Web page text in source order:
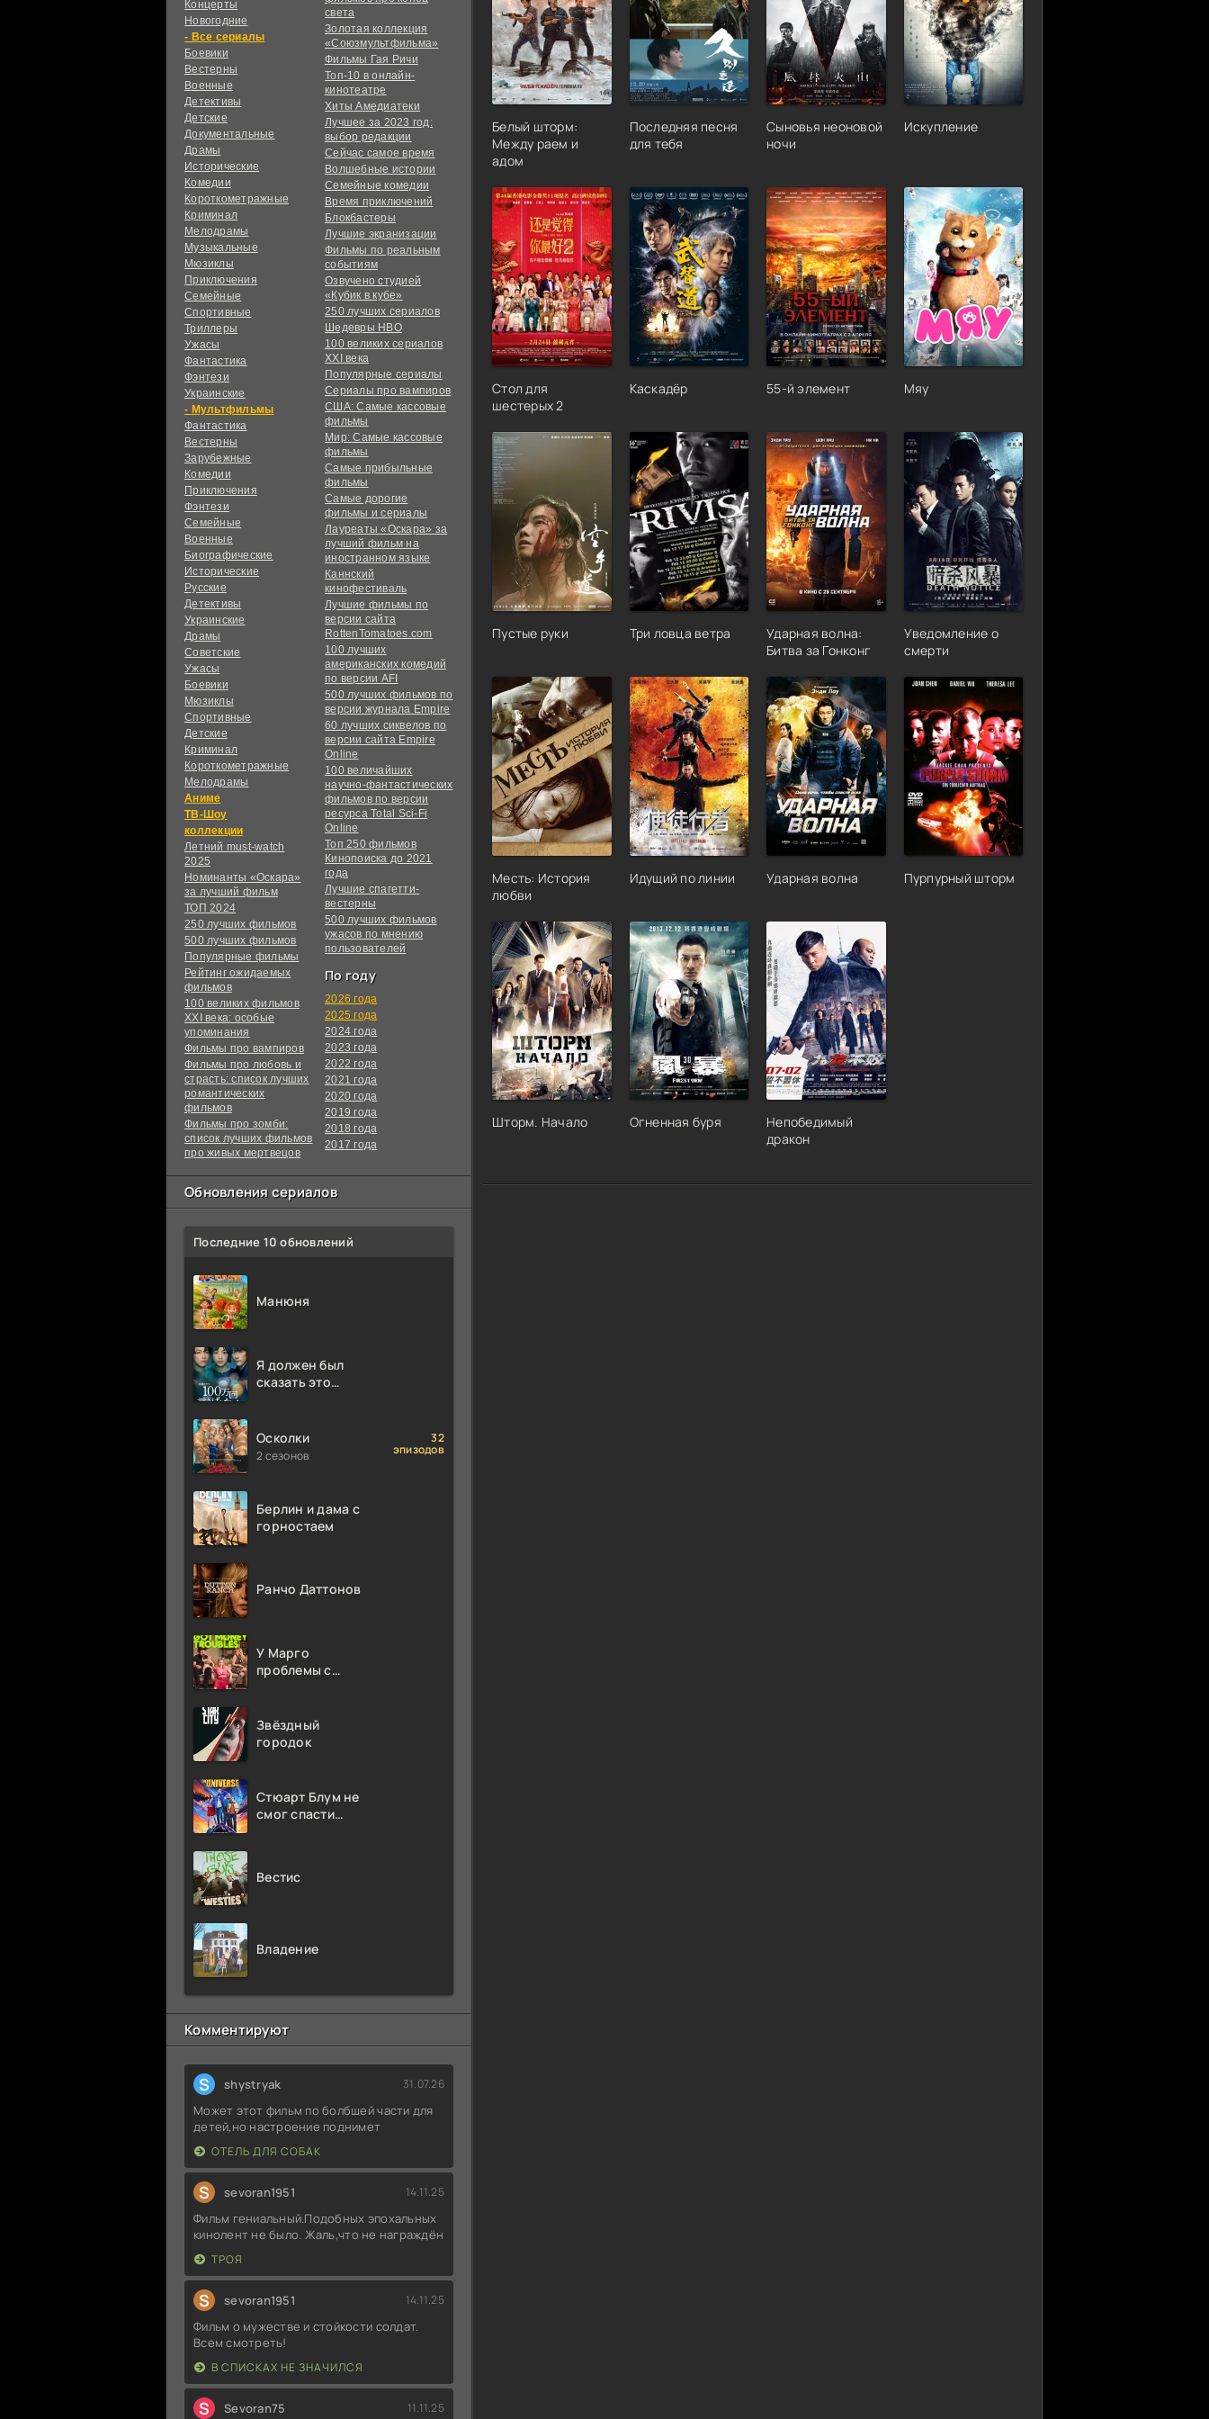
Концерты
Новогодние
сериалы
Боевики
Вестерны
Военные
Детективы
Детские
Документальные
Драмы
Исторические
Комедии
Короткометражные
Криминал
Мелодрамы
Музыкальные
Мюзиклы
Приключения
Семейные
Спортивные
Триллеры
Ужасы
Фантастика
Фэнтези
Украинcкие
Мультфильмы
Фантастика
Вестерны
Зарубежные
Комедии
Приключения
Фэнтези
Семейные
Военные
Биографические
Исторические
Русские
Детективы
Украинские
Драмы
Советские
Ужасы
Боевики
Мюзиклы
Спортивные
Детские
Криминал
Короткометражные
Мелодрамы
Аниме
ТВ-Шоу
коллекции
Летний must-watch
2025
Номинанты «Оскара»
за лучший фильм
ТОП 2024
250 лучших фильмов
500 лучших фильмов
Популярные фильмы
Рейтинг ожидаемых
фильмов
100 великих фильмов
XXI века: особые
упоминания
Фильмы про вампиров
Фильмы про любовь и
страсть: список лучших
романтических
фильмов
Фильмы про зомби:
список лучших фильмов
про живых мертвецов
света
Золотая коллекция
«Союзмультфильма»
Фильмы Гая Ричи
Топ-10 в онлайн-
кинотеатре
Хиты Амедиатеки
Лучшее за 2023 год:
выбор редакции
Сейчас самое время
Волшебные истории
Семейные комедии
Время приключений
Блокбастеры
Лучшие экранизации
Фильмы по реальным
событиям
Озвучено студией
«Кубик в кубе»
250 лучших сериалов
Шедевры HBO
100 великих сериалов
XXI века
Популярные сериалы
Сериалы про вампиров
США: Самые кассовые
фильмы
Мир: Самые кассовые
фильмы
Самые прибыльные
фильмы
Самые дорогие
фильмы и сериалы
Лауреаты «Оскара» за
лучший фильм на
иностранном языке
Каннский
кинофестиваль
Лучшие фильмы по
версии сайта
RottenTomatoes.com
100 лучших
американских комедий
по версии AFI
500 лучших фильмов по
версии журнала Empire
60 лучших сиквелов по
версии сайта Empire
Online
100 величайших
научно-фантастических
фильмов по версии
ресурса Total Sci-Fi
Online
Топ 250 фильмов
Кинопоиска до 2021
года
Лучшие спагетти-
вестерны
500 лучших фильмов
ужасов по мнению
пользователей
По году
2026 года
2025 года
2024 года
2023 года
2022 года
2021 года
2020 года
2019 года
2018 года
2017 года
Обновления сериалов
Последние 10 обновлений
Манюня
Я должен был
сказать это
Осколки
2 сезонов
32
эпизодов
Берлин и дама с
горностаем
Ранчо Даттонов
У Марго
проблемы с
Звёздный
городок
Стюарт Блум не
смог спасти
Вестис
Владение
Комментируют
S shystryak 31.07.26
Может этот фильм по болбшей части для
детей,но настроение поднимет
ОТЕЛЬ ДЛЯ СОБАК
S sevoran1951 14.11.25
Фильм гениальный.Подобных эпохальных
кинолент не было. Жаль,что не награждён
ТРОЯ
S sevoran1951 14.11.25
Фильм о мужестве и стойкости солдат.
Всем смотреть!
В СПИСКАХ НЕ ЗНАЧИЛСЯ
S Sevoran75 11.11.25
Белый шторм:
Между раем и
адом
Последняя песня
для тебя
Сыновья неоновой
ночи
Искупление
Стол для
шестерых 2
Каскадёр 55-й элемент Мяу
Пустые руки Три ловца ветра
Ударная волна:
Битва за Гонконг
Уведомление о
смерти
Месть: История
любви
Идущий по линии Ударная волна Пурпурный шторм
Шторм. Начало Огненная буря
Непобедимый
дракон